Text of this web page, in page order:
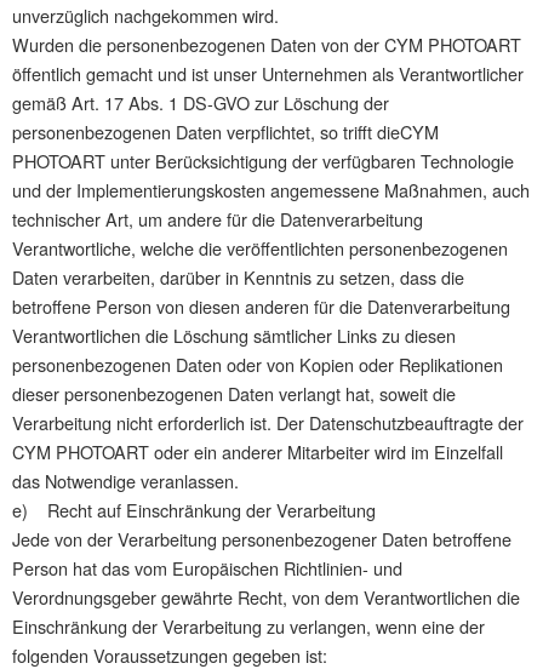
unverzüglich nachgekommen wird.
Wurden die personenbezogenen Daten von der CYM PHOTOART
öffentlich gemacht und ist unser Unternehmen als Verantwortlicher
gemäß Art. 17 Abs. 1 DS-GVO zur Löschung der
personenbezogenen Daten verpflichtet, so trifft dieCYM
PHOTOART unter Berücksichtigung der verfügbaren Technologie
und der Implementierungskosten angemessene Maßnahmen, auch
technischer Art, um andere für die Datenverarbeitung
Verantwortliche, welche die veröffentlichten personenbezogenen
Daten verarbeiten, darüber in Kenntnis zu setzen, dass die
betroffene Person von diesen anderen für die Datenverarbeitung
Verantwortlichen die Löschung sämtlicher Links zu diesen
personenbezogenen Daten oder von Kopien oder Replikationen
dieser personenbezogenen Daten verlangt hat, soweit die
Verarbeitung nicht erforderlich ist. Der Datenschutzbeauftragte der
CYM PHOTOART oder ein anderer Mitarbeiter wird im Einzelfall
das Notwendige veranlassen.
e) Recht auf Einschränkung der Verarbeitung
Jede von der Verarbeitung personenbezogener Daten betroffene
Person hat das vom Europäischen Richtlinien- und
Verordnungsgeber gewährte Recht, von dem Verantwortlichen die
Einschränkung der Verarbeitung zu verlangen, wenn eine der
folgenden Voraussetzungen gegeben ist: